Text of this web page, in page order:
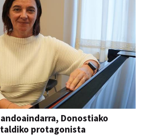
Donostiako
protagonista